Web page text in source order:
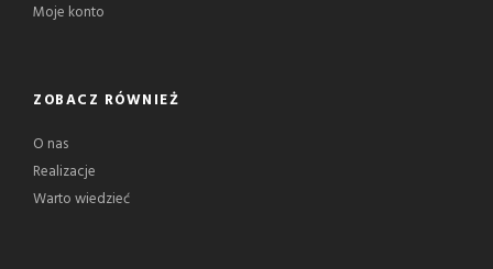
Moje konto
ZOBACZ RÓWNIEŻ
O nas
Realizacje
Warto wiedzieć